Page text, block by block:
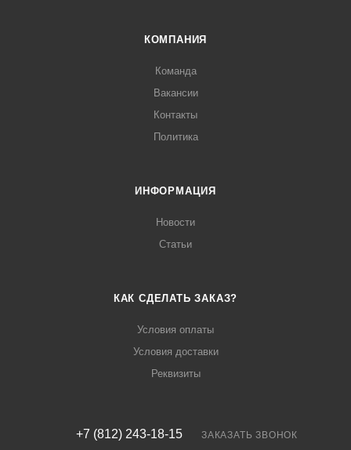
КОМПАНИЯ
Команда
Вакансии
Контакты
Политика
ИНФОРМАЦИЯ
Новости
Статьи
КАК СДЕЛАТЬ ЗАКАЗ?
Условия оплаты
Условия доставки
Реквизиты
+7 (812) 243-18-15 ЗАКАЗАТЬ ЗВОНОК